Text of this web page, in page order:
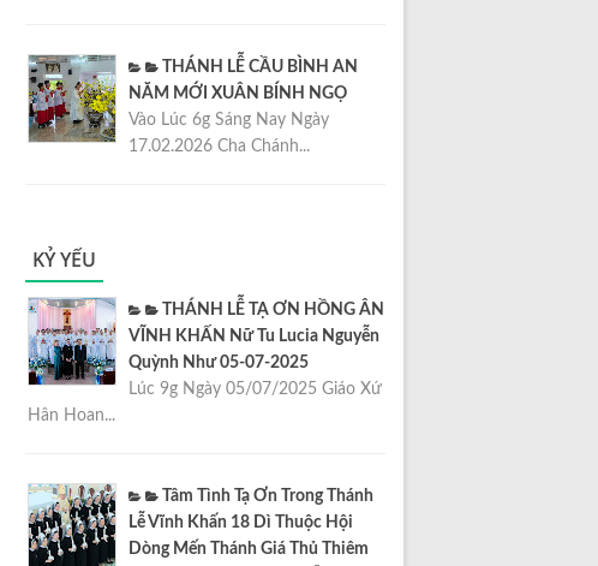
THÁNH LỄ CẦU BÌNH AN
NĂM MỚI XUÂN BÍNH NGỌ
Vào Lúc 6g Sáng Nay Ngày
17.02.2026 Cha Chánh...
KỶ YẾU
THÁNH LỄ TẠ ƠN HỒNG ÂN
VĨNH KHẤN Nữ Tu Lucia Nguyễn
Quỳnh Như 05-07-2025
Lúc 9g Ngày 05/07/2025 Giáo Xứ
Hân Hoan...
Tâm Tình Tạ Ơn Trong Thánh
Lễ Vĩnh Khấn 18 Dì Thuộc Hội
Dòng Mến Thánh Giá Thủ Thiêm